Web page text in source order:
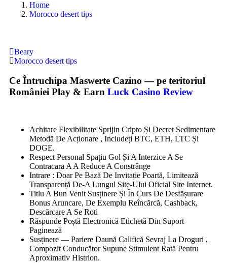
Home
Morocco desert tips
Beary
Morocco desert tips
Ce Întruchipa Maswerte Cazino — pe teritoriul
României Play & Earn Luck Casino Review
Achitare Flexibilitate Sprijin Cripto Și Decret Sedimentare
Metodă De Acționare , Includeți BTC, ETH, LTC Și
DOGE.
Respect Personal Spațiu Gol Și A Interzice A Se
Contracara A A Reduce A Constrânge
Intrare : Doar Pe Bază De Invitație Poartă, Limitează
Transparență De-A Lungul Site-Ului Oficial Site Internet.
Titlu A Bun Venit Susținere Și În Curs De Desfășurare
Bonus Aruncare, De Exemplu Reîncărcă, Cashback,
Descărcare A Se Roti
Răspunde Poștă Electronică Etichetă Din Suport
Paginează
Susținere — Pariere Daună Califică Sevraj La Droguri ,
Compozit Conducător Supune Stimulent Rată Pentru
Aproximativ Histrion.